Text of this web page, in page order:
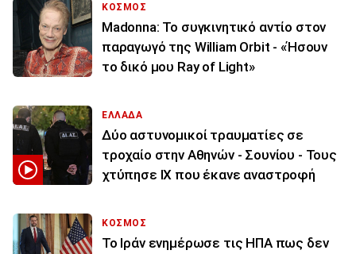
ΚΟΣΜΟΣ
Madonna: Το συγκινητικό αντίο στον
παραγωγό της William Orbit - «Ήσουν
το δικό μου Ray of Light»
ΕΛΛΑΔΑ
Δύο αστυνομικοί τραυματίες σε
τροχαίο στην Αθηνών - Σουνίου - Τους
χτύπησε ΙΧ που έκανε αναστροφή
ΚΟΣΜΟΣ
To Ιράν ενημέρωσε τις ΗΠΑ πως δεν